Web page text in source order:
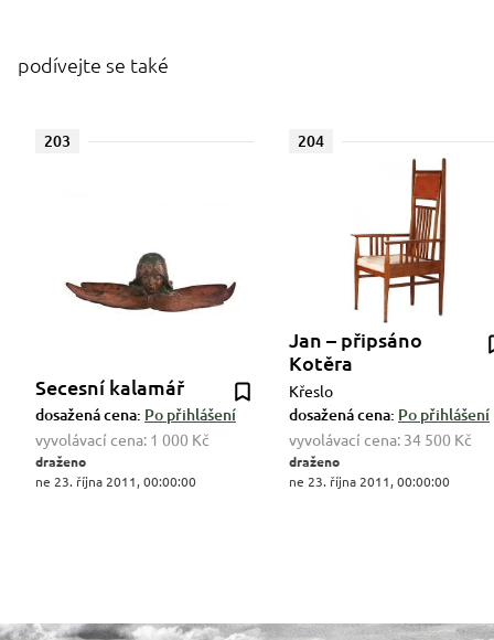
podívejte se také
203
Secesní kalamář
dosažená cena: Po přihlášení
vyvolávací cena: 1 000 Kč
draženo
ne 23. října 2011, 00:00:00
204
Jan – připsáno
Kotěra
Křeslo
dosažená cena: Po přihlášení
vyvolávací cena: 34 500 Kč
draženo
ne 23. října 2011, 00:00:00